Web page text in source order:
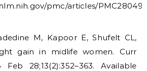
pmc/articles/
M, Kapoor E, Shufelt CL,
gain in midlife women. Curr
28;13(2):352–363. Available